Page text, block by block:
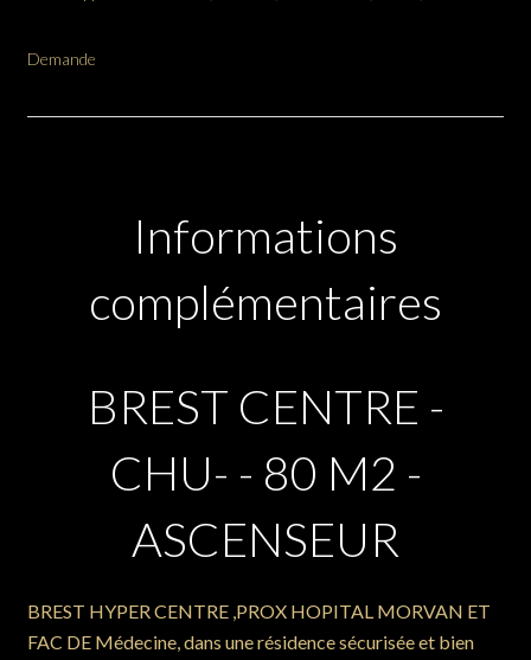
Demande
Informations
complémentaires
BREST CENTRE -
CHU- - 80 M2 -
ASCENSEUR
BREST HYPER CENTRE ,PROX HOPITAL MORVAN ET
FAC DE Médecine, dans une résidence sécurisée et bien